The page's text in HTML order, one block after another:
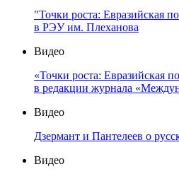
"Точки роста: Евразийская
в РЭУ им. Плеханова
Видео
«Точки роста: Евразийская
в редакции журнала
Видео
Дзермант и Пантелеев о
Видео